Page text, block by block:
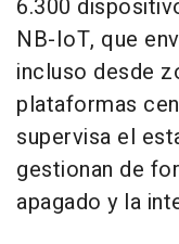
6.300
NB-IoT, que
incluso desde
plataformas
supervisa el
gestionan de
apagado y la